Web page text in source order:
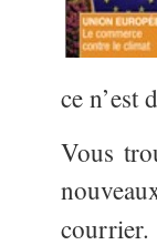
ce n’est
Vous
courrier.